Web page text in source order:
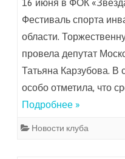
16 июня в ФОК
Фестиваль спорта
области.
провела депутат
Татьяна Карзубова. В
особо отметила, что
Подробнее »
Новости клуба